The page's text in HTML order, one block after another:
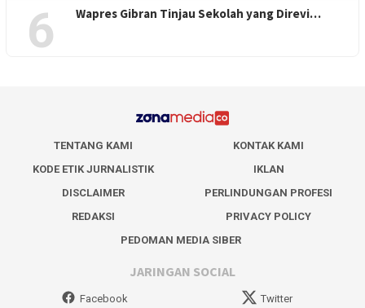
6 Wapres Gibran Tinjau Sekolah yang Direvi…
TENTANG KAMI
KONTAK KAMI
KODE ETIK JURNALISTIK
IKLAN
DISCLAIMER
PERLINDUNGAN PROFESI
REDAKSI
PRIVACY POLICY
PEDOMAN MEDIA SIBER
JARINGAN SOCIAL
Facebook Twitter